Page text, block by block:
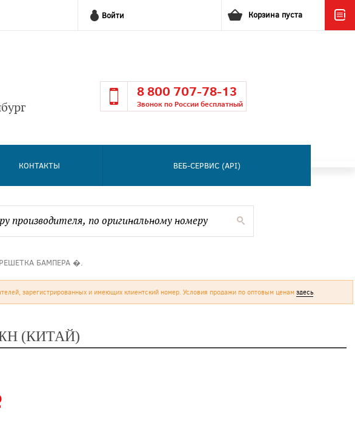
Войти Корзина пуста
8 800 707-78-13
Звонок по России бесплатный
КОНТАКТЫ ВЕБ-СЕРВИС (API)
БАМПЕРА �.
зарегистрированных и имеющих клиентский номер. Условия продажи по оптовым ценам здесь.
(КИТАЙ)